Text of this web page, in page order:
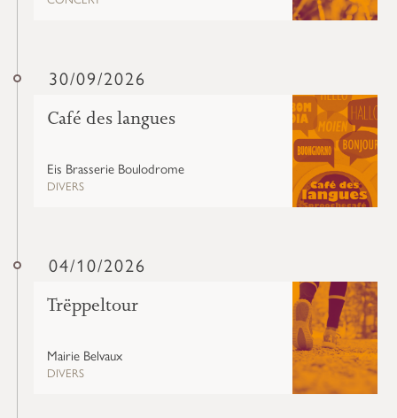
30/09/2026
Café des langues
Eis Brasserie Boulodrome
DIVERS
04/10/2026
Trëppeltour
Mairie Belvaux
DIVERS